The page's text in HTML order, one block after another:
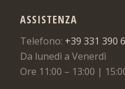
ASSISTENZA
Telefono: +39 331 390
Da lunedì a Venerdì
Ore 11:00 – 13:00 |